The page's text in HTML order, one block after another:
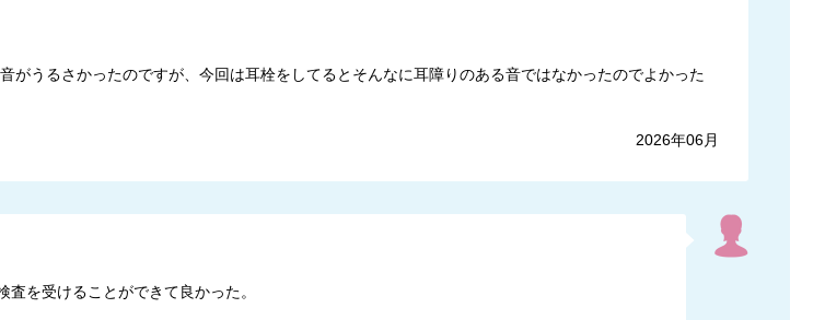
がうるさかったのですが、今回は耳栓をしてるとそんなに耳障りのある音ではなかったのでよかった
2026年06月
を受けることができて良かった。